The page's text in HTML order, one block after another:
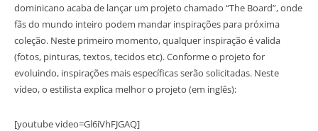
dominicano acaba de lançar um projeto chamado “The Board”, onde
fãs do mundo inteiro podem mandar inspirações para próxima
coleção. Neste primeiro momento, qualquer inspiração é valida
(fotos, pinturas, textos, tecidos etc). Conforme o projeto for
evoluindo, inspirações mais específicas serão solicitadas. Neste
vídeo, o estilista explica melhor o projeto (em inglês):
[youtube video=Gl6iVhFJGAQ]